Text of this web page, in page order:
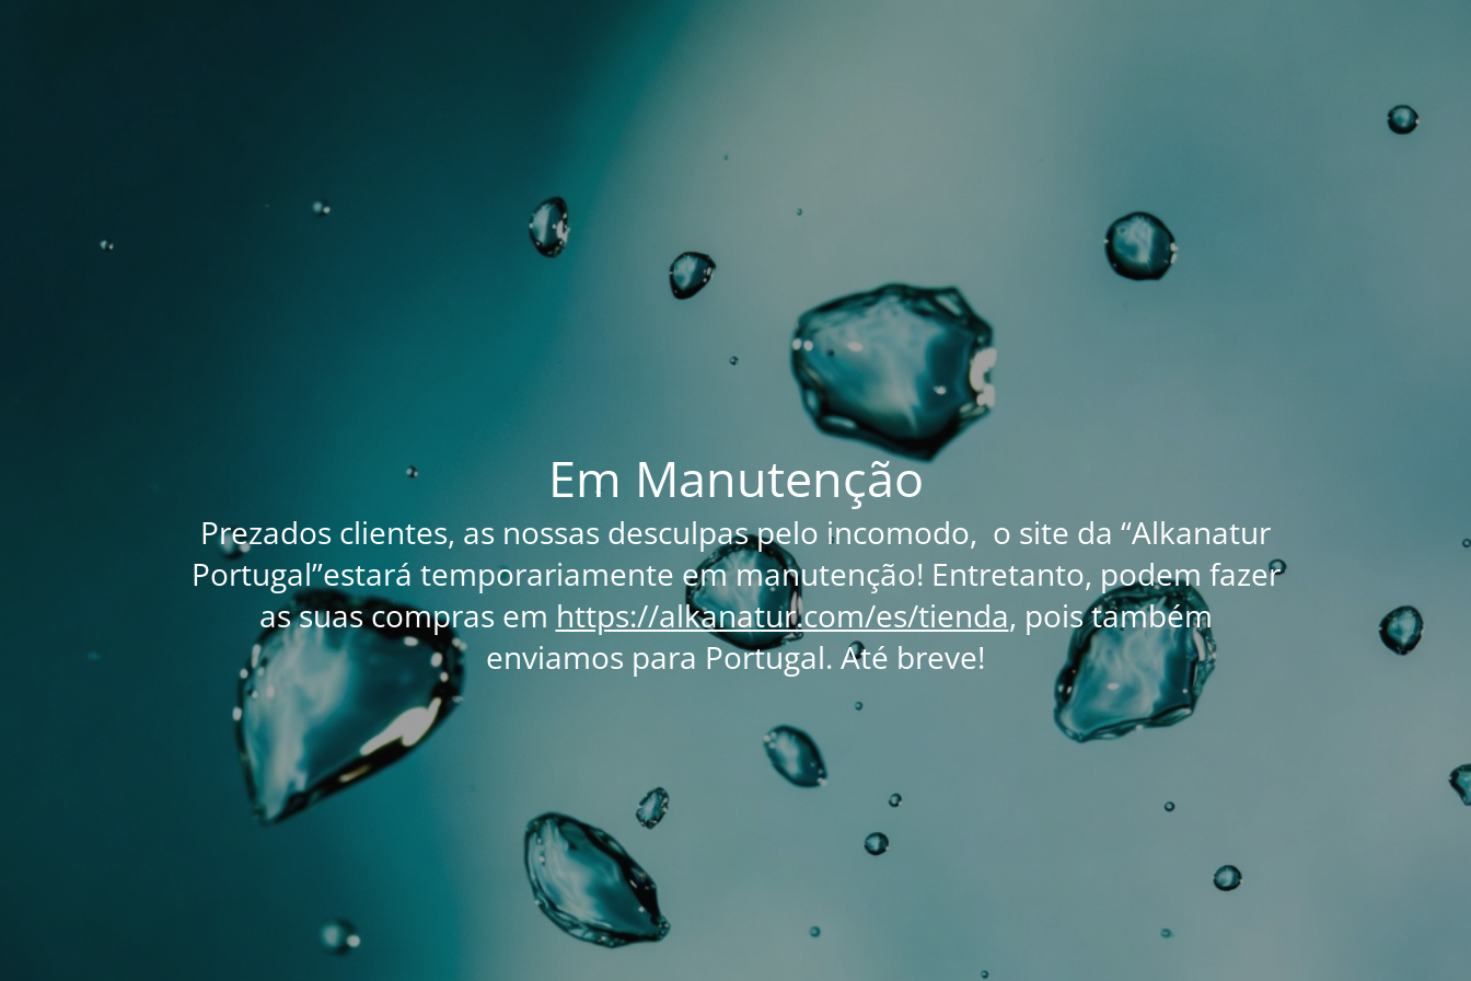
Em Manutenção
Prezados clientes, as nossas desculpas pelo incomodo, o site da “Alkanatur
Portugal”estará temporariamente em manutenção! Entretanto, podem fazer
as suas compras em https://alkanatur.com/es/tienda, pois também
enviamos para Portugal. Até breve!